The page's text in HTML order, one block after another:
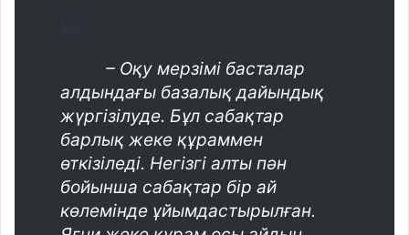
– Оқу мерзімі басталар
алдындағы базалық дайындық
жүргізілуде. Бұл сабақтар
барлық жеке құраммен
өткізіледі. Негізгі алты пән
бойынша сабақтар бір ай
көлемінде ұйымдастырылған.